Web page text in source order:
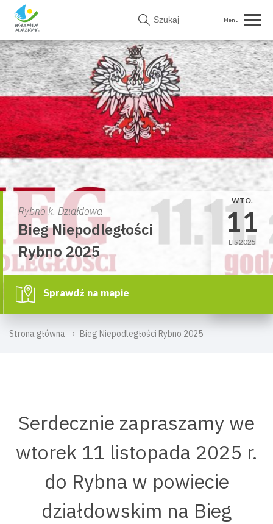
Skip
Strona główna Bieg Niepodległości Rybno 2025
Rybno k. Działdowa
Bieg Niepodległości
Rybno 2025
WTO.
11
LIS 2025
Sprawdź na mapie
Serdecznie zapraszamy we
wtorek 11 listopada 2025 r.
do Rybna w powiecie
działdowskim na Bieg